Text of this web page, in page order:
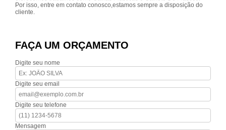
Por isso, entre em contato conosco,estamos sempre a disposição do
cliente.
FAÇA UM ORÇAMENTO
Digite seu nome
Digite seu email
Digite seu telefone
Mensagem